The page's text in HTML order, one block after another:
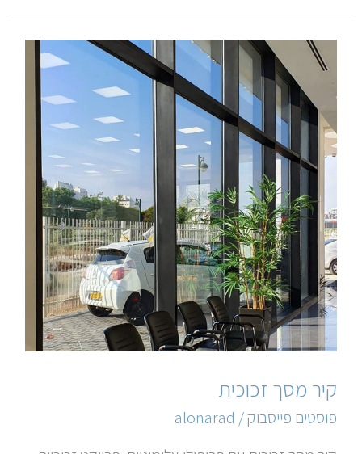
קיר מסך זכוכית
פוסטים פייסבוק/
alonarad
קיר
מסך
זכוכית